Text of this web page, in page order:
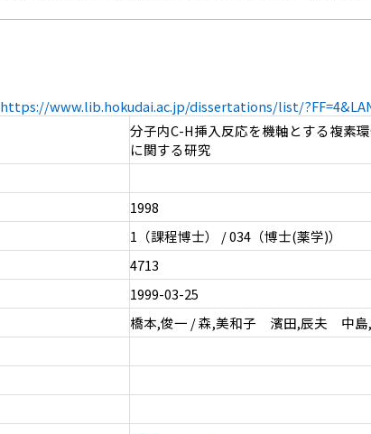
https://www.lib.hokudai.ac.jp/dissertations/list/
分子内C-H挿入反応を機軸とする複素
に関する研究
1998
1（課程博士） / 034（博士(薬学)）
4713
1999-03-25
橋本,俊一 / 森,美和子 濱田,辰夫 中島